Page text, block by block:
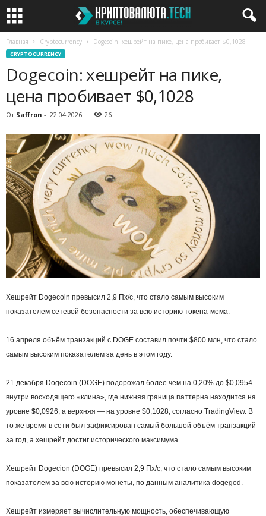
Главная Cryptocurrency Dogecoin: хешрейт на пике, цена пробивает $0,1028
CRYPTOCURRENCY
Dogecoin: хешрейт на пике,
цена пробивает $0,1028
От Saffron - 22.04.2026 26
Хешрейт Dogecoin превысил 2,9 Пх/с, что стало самым высоким
показателем сетевой безопасности за всю историю токена-мема.
16 апреля объём транзакций с DOGE составил почти $800 млн, что стало
самым высоким показателем за день в этом году.
21 декабря Dogecoin (DOGE) подорожал более чем на 0,20% до $0,0954
внутри восходящего «клина», где нижняя граница паттерна находится на
уровне $0,0926, а верхняя — на уровне $0,1028, согласно TradingView. В
то же время в сети был зафиксирован самый большой объём транзакций
за год, а хешрейт достиг исторического максимума.
Хешрейт Dogecion (DOGE) превысил 2,9 Пх/с, что стало самым высоким
показателем за всю историю монеты, по данным аналитика dogegod.
Хешрейт измеряет вычислительную мощность, обеспечивающую